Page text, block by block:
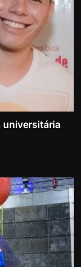
universitária